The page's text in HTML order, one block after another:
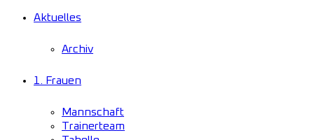
Aktuelles
Archiv
1. Frauen
Mannschaft
Trainerteam